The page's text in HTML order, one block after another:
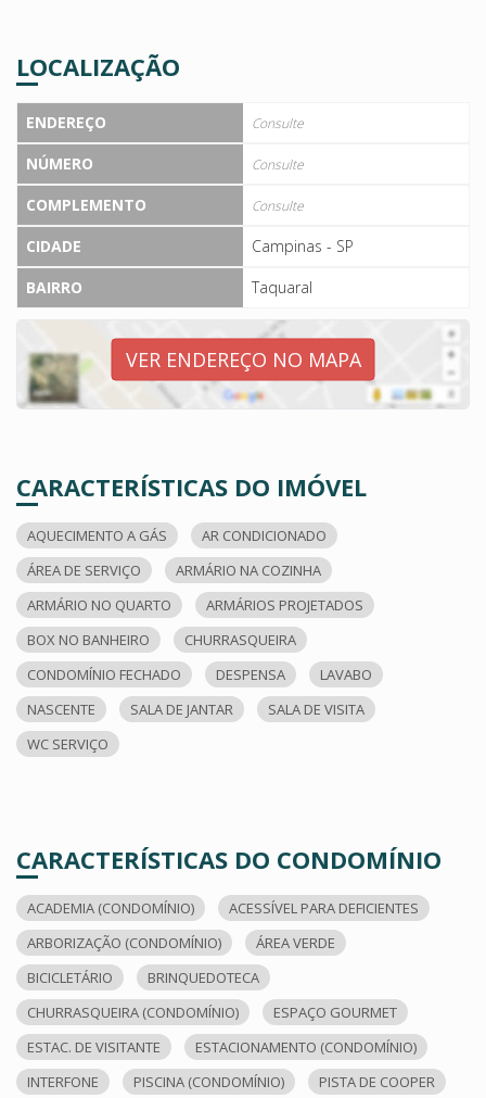
LOCALIZAÇÃO
ENDEREÇO Consulte
NÚMERO Consulte
COMPLEMENTO Consulte
CIDADE
Campinas - SP
BAIRRO
Taquaral
VER ENDEREÇO NO MAPA
CARACTERÍSTICAS DO IMÓVEL
AQUECIMENTO A GÁS
AR CONDICIONADO
ÁREA DE SERVIÇO
ARMÁRIO NA COZINHA
ARMÁRIO NO QUARTO
ARMÁRIOS PROJETADOS
BOX NO BANHEIRO
CHURRASQUEIRA
CONDOMÍNIO FECHADO
DESPENSA
LAVABO
NASCENTE
SALA DE JANTAR
SALA DE VISITA
WC SERVIÇO
CARACTERÍSTICAS DO CONDOMÍNIO
ACADEMIA (CONDOMÍNIO)
ACESSÍVEL PARA DEFICIENTES
ARBORIZAÇÃO (CONDOMÍNIO)
ÁREA VERDE
BICICLETÁRIO
BRINQUEDOTECA
CHURRASQUEIRA (CONDOMÍNIO)
ESPAÇO GOURMET
ESTAC. DE VISITANTE
ESTACIONAMENTO (CONDOMÍNIO)
INTERFONE
PISCINA (CONDOMÍNIO)
PISTA DE COOPER